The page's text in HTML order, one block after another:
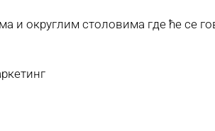
и округлим столовима где ће се